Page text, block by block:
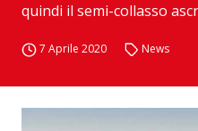
quindi il semi-collasso
7 Aprile 2020 News